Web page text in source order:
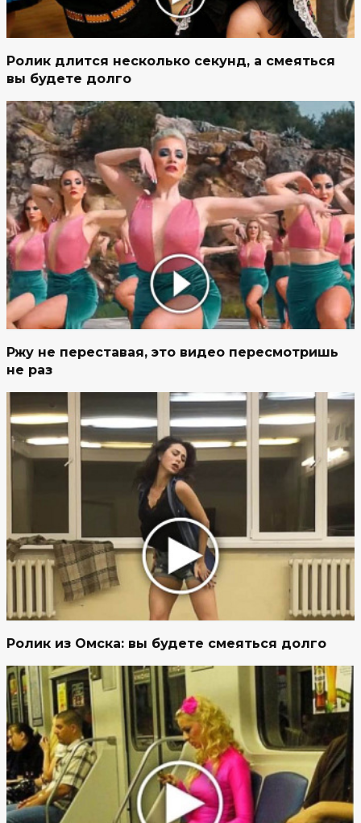
Ролик длится несколько секунд, а смеяться
вы будете долго
Ржу не переставая, это видео пересмотришь
не раз
Ролик из Омска: вы будете смеяться долго